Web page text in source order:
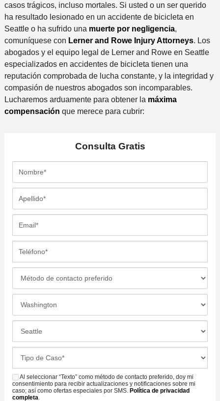
casos trágicos, incluso mortales. Si usted o un ser querido
ha resultado lesionado en un accidente de bicicleta en
Seattle o ha sufrido una muerte por negligencia,
comuníquese con Lerner and Rowe Injury Attorneys. Los
abogados y el equipo legal de Lerner and Rowe en Seattle
especializados en accidentes de bicicleta tienen una
reputación comprobada de lucha constante, y la integridad y
compasión de nuestros abogados son incomparables.
Lucharemos arduamente para obtener la máxima
compensación que merece para cubrir:
Consulta Gratis
m
r
*
e
l
d
*
a
ll
f
n
*
t
d
d
C
o
n
c
c
ó
n
d
o
i
c
i
s
e
D
S
M
Al seleccionar “Texto” como método de contacto preferido, doy mi
consentimiento para recibir actualizaciones y notificaciones sobre mi
caso; así como ofertas especiales por SMS. Política de privacidad
completa